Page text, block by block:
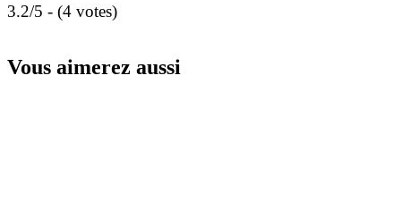
3.2/5 - (4 votes)
Vous aimerez aussi